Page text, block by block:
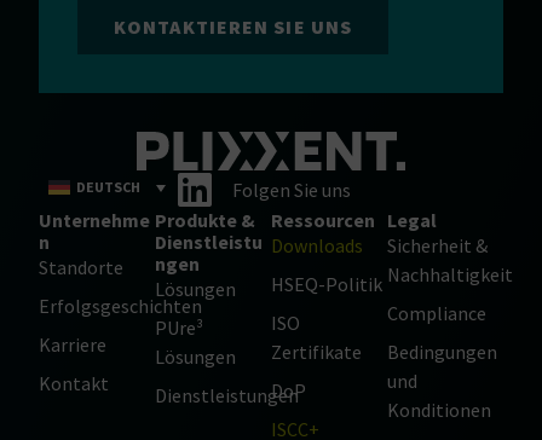
KONTAKTIEREN SIE UNS
DEUTSCH
Folgen Sie uns
Unternehme
n
Standorte
Erfolgsgeschichten
Karriere
Kontakt
Produkte &
Dienstleistu
ngen
Lösungen
PUre³
Lösungen
Dienstleistungen
Ressourcen
Downloads
HSEQ-Politik
ISO
Zertifikate
DoP
ISCC+
Legal
Sicherheit &
Nachhaltigkeit
Compliance
Bedingungen
und
Konditionen